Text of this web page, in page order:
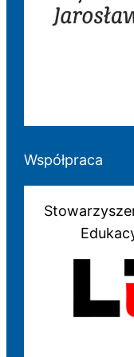
Współpraca